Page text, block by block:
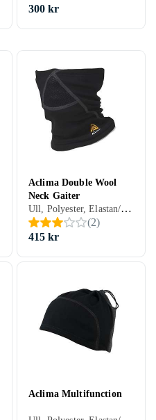
300 kr
Aclima Double Wool
Neck Gaiter
Ull, Polyester, Elastan/Spandex/Lycra, Svart, Grön, S, One size, Vuxen
(2)
415 kr
Aclima Multifunction